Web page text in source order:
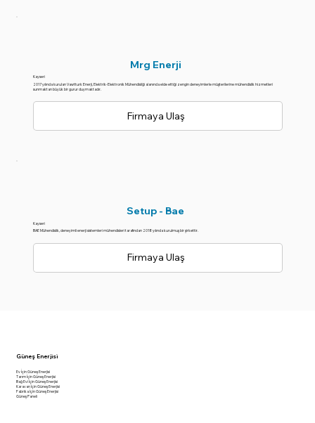
Mrg Enerji
Kayseri
2017 yılında kurulan Vawtturk Enerji, Elektrik-Elektronik Mühendisliği alanında elde ettiği zengin deneyimlerle müşterilerine mühendislik hizmetleri
sunmaktan büyük bir gurur duymaktadır.
Firmaya Ulaş
Setup - Bae
Kayseri
BAE Mühendislik, deneyimli enerji sistemleri mühendisleri tarafından 2018 yılında kurulmuş bir şirkettir.
Firmaya Ulaş
Güneş Enerjisi
Ev İçin Güneş Enerjisi
Tarım İçin Güneş Enerjisi
Bağ Evi İçin Güneş Enerjisi
Karavan İçin Güneş Enerjisi
Fabrika İçin Güneş Enerjisi
Güneş Paneli